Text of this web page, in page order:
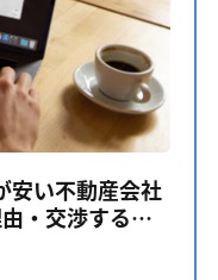
件も多くあります。物
らの初期費用も含めて
す。仲介手数料は通
よって料金設定が異なり
件を多く取り扱ってい
ください。 まずは
、この金額は引越しの距
能性があります。3月か
ことも珍しくありませ
安い不動産会社
・交渉する方